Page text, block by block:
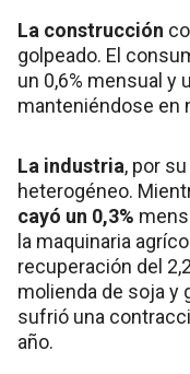
La construcción
golpeado. El
un 0,6% mensual y
manteniéndose en
La industria, por
heterogéneo.
cayó un 0,3%
la maquinaria
recuperación del
molienda de soja y
sufrió una
año.